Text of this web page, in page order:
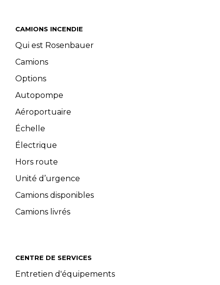
CAMIONS INCENDIE
Qui est Rosenbauer
Camions
Options
Autopompe
Aéroportuaire
Échelle
Électrique
Hors route
Unité d’urgence
Camions disponibles
Camions livrés
CENTRE DE SERVICES
Entretien d'équipements